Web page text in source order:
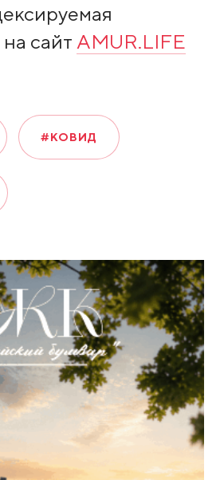
сайт AMUR.LIFE
#КОВИД